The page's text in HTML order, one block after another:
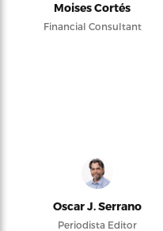
Moises Cortés
Financial Consultant
Oscar J. Serrano
Periodista Editor